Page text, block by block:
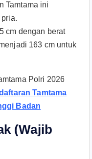
Tamtama ini
cm dengan berat
163 cm untuk
Polri 2026
Tamtama
Badan
(Wajib